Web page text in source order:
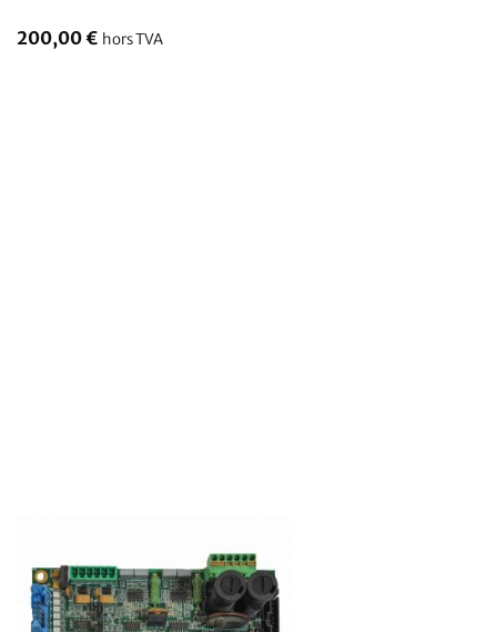
200,00€ hors TVA